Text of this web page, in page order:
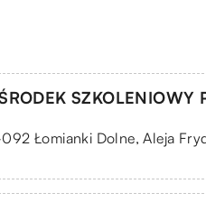
SZKOLENIOWY
Łomianki Dolne, Aleja